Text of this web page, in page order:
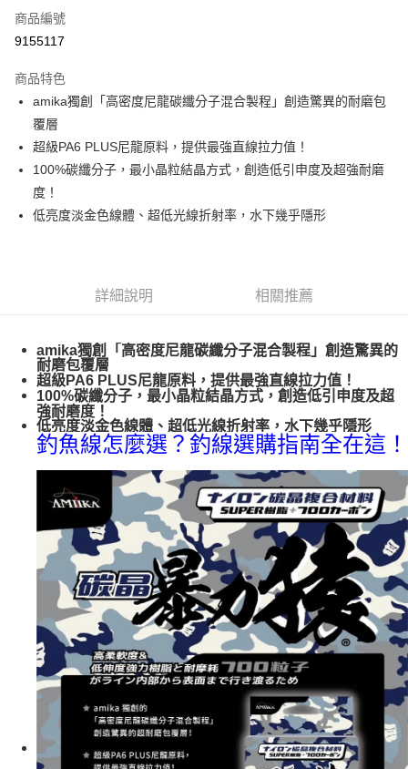
2.付款方式選擇「大哥付你分期」，訂單成立後會自動跳轉到大哥付的交易
流程，驗證手機門號後，選擇欲分期的期數、繳款截止日，確認付款後即完
4.訂單成立30分鐘內，如未前往確認交易或遇審核未通過，訂單將自動取
消。如遇「轉專審核」未通過狀況，表示未達大哥付你分期系統評分，恕無
法說明評估內容。
【繳款方式說明】
1.分期款項不併入電信帳單，「大哥付你分期」於每月結算日後寄送繳費提
醒簡訊。
帳／街口支付／iPASS MONEY」等通路繳費。
2.基於同意付款使用「大哥付你分期」之契約關係目的，商店將以您的個人
3.完整用戶服務條款，請詳閱以下連結：https://oppay.tw/userRule
相關說明
【關於「AFTEE先享後付」】
便利好安心！
２．便利：只要手機號碼，簡訊認證，即可結帳。
３．安心：先確認商品／服務後，再付款。
【「AFTEE先享後付」結帳流程】
１．於結帳方式選擇「AFTEE先享後付」後，將跳轉至「AFTEE先享後付」
結帳頁面，進行簡訊認證並確認金額後，即可完成結帳。
３．收到繳費通知簡訊後14天內，點擊此簡訊中的連結，可透過四大超商／
後付繳納相關費用。
※ 交易是否成功請以「AFTEE先享後付 」之結帳頁面顯示為準，若有關於
【注意事項】
１．透過由恩沛科技股份有限公司提供之「AFTEE先享後付」服務完成之交
易，需依本服務之必要範圍內提供個人資料，並將交易相關給付款項請求債
權轉讓予恩沛科技股份有限公司。
２．關於個人資料處理事宜，請瀏覽以下網址：
https://aftee.tw/terms/#terms3
３．未成年的使用者請事先徵得法定代理人或監護人之同意方可使用
「AFTEE先享後付」，若未經同意申辦者引起之損失，本公司不負相關責
４．使用「AFTEE先享後付」時，將依據個別帳號之用戶狀況，依本公司即
時審查核予不同之上限額度；若仍有額度不足之情形，本公司將視審查結果
請求用戶進行身份認證。
５．嚴禁一人註冊多個帳號或使用他人資訊註冊。若發現惡意使用之情形，
恩沛科技股份有限公司將有權停止該用戶之使用額度並採取法律行動。
貨到付款
運送方式
全家取貨付款
每筆NT$60，滿NT$1,200(含以上)免運費
付款後全家取貨
每筆NT$60，滿NT$1,200(含以上)免運費
每筆NT$60，滿NT$1,200(含以上)免運費
一般宅配（門市自取請勿下單，請聯繫客服）
每筆NT$100，滿NT$2,000(含以上)免運費
離島一般宅配
每筆NT$200，滿NT$2,000(含以上)免運費
貨到付款（門市自取請勿下單，請聯繫客服）
每筆NT$200，滿NT$3,000(含以上)免運費
國家/地區配送(**下單前請私訊客服確認實際運費(運費另
計)，訂單才得以成立**)
查看運費
商品編號
9155117
商品特色
amika獨創「高密度尼龍碳纖分子混合製程」創造驚異的耐磨包
覆層
超級PA6 PLUS尼龍原料，提供最強直線拉力值！
100%碳纖分子，最小晶粒結晶方式，創造低引申度及超強耐磨
度！
低亮度淡金色線體、超低光線折射率，水下幾乎隱形
詳細說明 相關推薦
amika獨創「高密度尼龍碳纖分子混合製程」創造驚異的
耐磨包覆層
超級PA6 PLUS尼龍原料，提供最強直線拉力值！
100%碳纖分子，最小晶粒結晶方式，創造低引申度及超
強耐磨度！
低亮度淡金色線體、超低光線折射率，水下幾乎隱形
釣魚線怎麼選？釣線選購指南全在這！